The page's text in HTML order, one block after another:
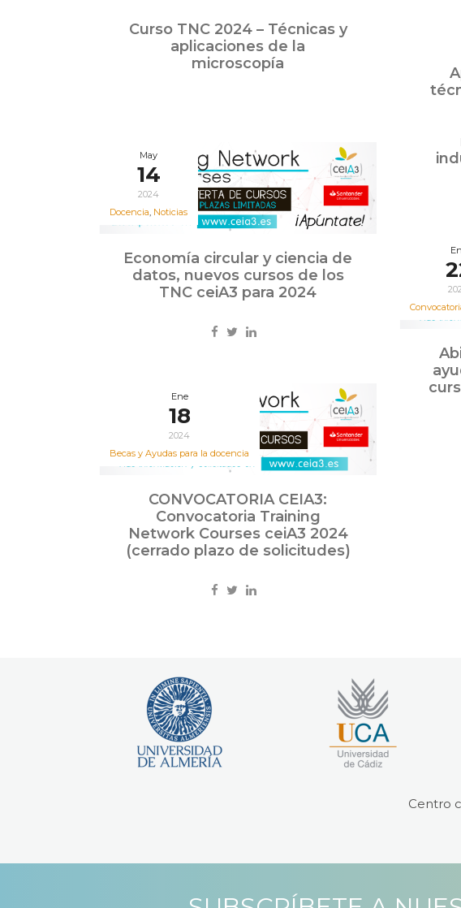
31Curso TNC 2024 – Técnicas y
aplicaciones de la
microscopía
May
14
2024
Docencia, Noticias
Economía circular y ciencia de
datos, nuevos cursos de los
TNC ceiA3 para 2024
Ene
18
2024
Becas y Ayudas para la docencia
CONVOCATORIA CEIA3:
Convocatoria Training
Network Courses ceiA3 2024
(cerrado plazo de solicitudes)
Centro